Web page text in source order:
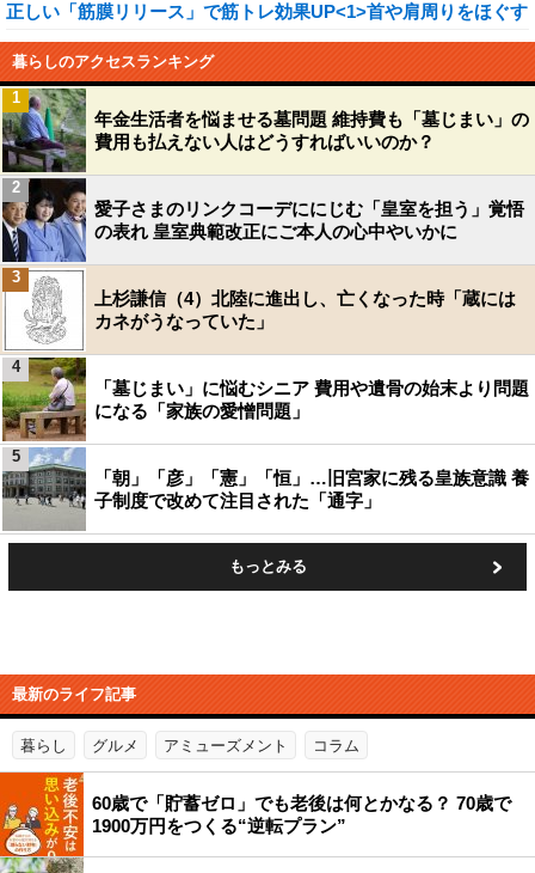
正しい「筋膜リリース」で筋トレ効果UP<1>首や肩周りをほぐす
暮らしのアクセスランキング
年金生活者を悩ませる墓問題 維持費も「墓じまい」の
費用も払えない人はどうすればいいのか？
1
愛子さまのリンクコーデににじむ「皇室を担う」覚悟
の表れ 皇室典範改正にご本人の心中やいかに
2
上杉謙信（4）北陸に進出し、亡くなった時「蔵には
カネがうなっていた」
3
「墓じまい」に悩むシニア 費用や遺骨の始末より問題
になる「家族の愛憎問題」
4
「朝」「彦」「憲」「恒」…旧宮家に残る皇族意識 養
子制度で改めて注目された「通字」
5
もっとみる
最新のライフ記事
暮らし グルメ アミューズメント コラム
60歳で「貯蓄ゼロ」でも老後は何とかなる？ 70歳で
1900万円をつくる“逆転プラン”